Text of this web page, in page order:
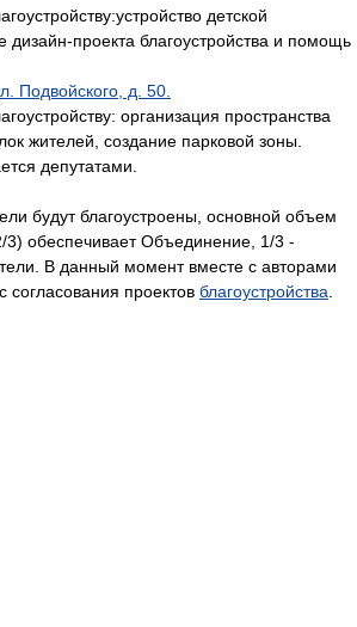
детской
дизайн-проекта благоустройства и помощь
Подвойского, д. 50.
организация пространства
жителей, создание парковой зоны.
депутатами.
будут благоустроены, основной объем
обеспечивает Объединение, 1/3 -
В данный момент вместе с авторами
согласования проектов благоустройства